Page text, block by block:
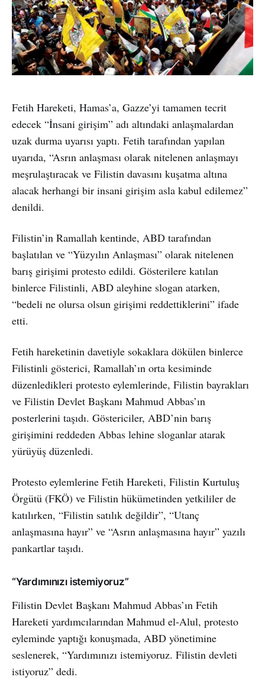
Fetih Hareketi, Hamas’a, Gazze’yi tamamen tecrit
edecek “İnsani girişim” adı altındaki anlaşmalardan
uzak durma uyarısı yaptı. Fetih tarafından yapılan
uyarıda, “Asrın anlaşması olarak nitelenen anlaşmayı
meşrulaştıracak ve Filistin davasını kuşatma altına
alacak herhangi bir insani girişim asla kabul edilemez”
denildi.
Filistin’in Ramallah kentinde, ABD tarafından
başlatılan ve “Yüzyılın Anlaşması” olarak nitelenen
barış girişimi protesto edildi. Gösterilere katılan
binlerce Filistinli, ABD aleyhine slogan atarken,
“bedeli ne olursa olsun girişimi reddettiklerini” ifade
etti.
Fetih hareketinin davetiyle sokaklara dökülen binlerce
Filistinli gösterici, Ramallah’ın orta kesiminde
düzenledikleri protesto eylemlerinde, Filistin bayrakları
ve Filistin Devlet Başkanı Mahmud Abbas’ın
posterlerini taşıdı. Göstericiler, ABD’nin barış
girişimini reddeden Abbas lehine sloganlar atarak
yürüyüş düzenledi.
Protesto eylemlerine Fetih Hareketi, Filistin Kurtuluş
Örgütü (FKÖ) ve Filistin hükümetinden yetkililer de
katılırken, “Filistin satılık değildir”, “Utanç
anlaşmasına hayır” ve “Asrın anlaşmasına hayır” yazılı
pankartlar taşıdı.
“Yardımınızı istemiyoruz”
Filistin Devlet Başkanı Mahmud Abbas’ın Fetih
Hareketi yardımcılarından Mahmud el-Alul, protesto
eyleminde yaptığı konuşmada, ABD yönetimine
seslenerek, “Yardımınızı istemiyoruz. Filistin devleti
istiyoruz” dedi.